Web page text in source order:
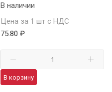
В наличии
Цена за 1 шт с НДС
75.80 ₽
В корзину